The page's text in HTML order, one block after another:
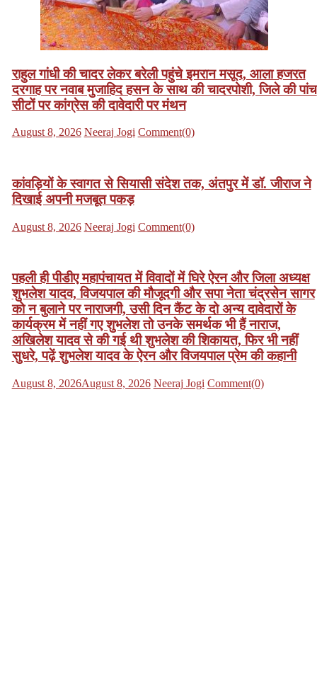
राहुल गांधी की चादर लेकर बरेली पहुंचे इमरान मसूद, आला हजरत
दरगाह पर नवाब मुजाहिद हसन के साथ की चादरपोशी, जिले की पांच
सीटों पर कांग्रेस की दावेदारी पर मंथन
Posted
August 8, 2026 Author
Neeraj Jogi Comment(0)
कांवड़ियों के स्वागत से सियासी संदेश तक, अंतपुर में डॉ. जीराज ने
दिखाई अपनी मजबूत पकड़
Posted
August 8, 2026 Author
Neeraj Jogi Comment(0)
पहली ही पीडीए महापंचायत में विवादों में घिरे ऐरन और जिला अध्यक्ष
शुभलेश यादव, विजयपाल की मौजूदगी और सपा नेता चंद्रसेन सागर
को न बुलाने पर नाराजगी, उसी दिन कैंट के दो अन्य दावेदारों के
कार्यक्रम में नहीं गए शुभलेश तो उनके समर्थक भी हैं नाराज,
अखिलेश यादव से की गई थी शुभलेश की शिकायत, फिर भी नहीं
सुधरे, पढ़ें शुभलेश यादव के ऐरन और विजयपाल प्रेम की कहानी
Posted
August 8, 2026August 8, 2026 Author
Neeraj Jogi Comment(0)